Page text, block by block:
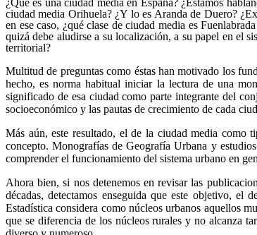
¿Qué es una ciudad media en España? ¿Estamos
ciudad media Orihuela? ¿Y lo es Aranda de Duero?
en ese caso, ¿qué clase de ciudad media es
quizá debe aludirse a su localización, a su papel en el
territorial?
Multitud de preguntas como éstas han motivado los
hecho, es norma habitual iniciar la lectura de una
significado de esa ciudad como parte integrante del
socioeconómico y las pautas de crecimiento de cada
Más aún, este resultado, el de la ciudad media como
concepto. Monografías de Geografía Urbana y
comprender el funcionamiento del sistema urbano en
Ahora bien, si nos detenemos en revisar las
décadas, detectamos enseguida que este objetivo,
Estadística considera como núcleos urbanos aquellos
que se diferencia de los núcleos rurales y no alcanza